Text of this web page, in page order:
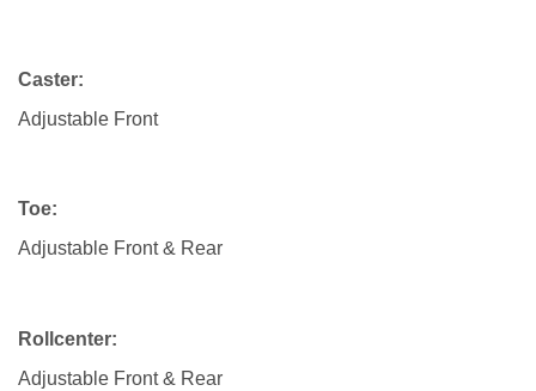
Caster:
Adjustable Front
Toe:
Adjustable Front & Rear
Rollcenter:
Adjustable Front & Rear